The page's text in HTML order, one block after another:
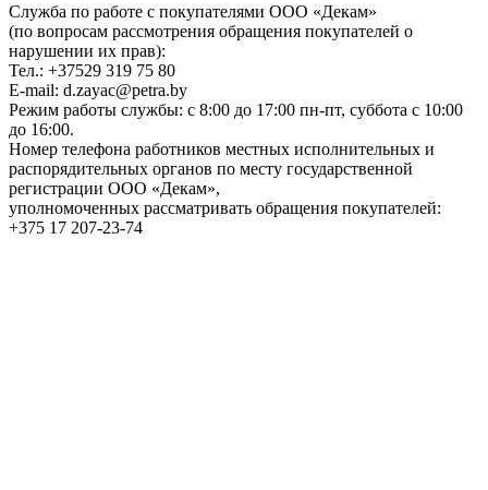
Служба по работе с покупателями ООО «Декам»
(по вопросам рассмотрения обращения покупателей о
нарушении их прав):
Тел.: +37529 319 75 80
E-mail: d.zayac@petra.by
Режим работы службы: с 8:00 до 17:00 пн-пт, суббота с 10:00
до 16:00.
Номер телефона работников местных исполнительных и
распорядительных органов по месту государственной
регистрации ООО «Декам»,
уполномоченных рассматривать обращения покупателей:
+375 17 207-23-74